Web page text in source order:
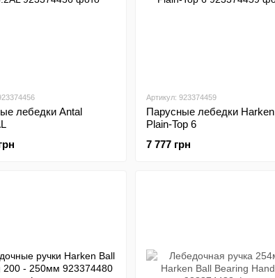
лебедки Antal
Артикул: 923374459
Парусные лебедки Harken
Plain-Top 6
7 777 грн